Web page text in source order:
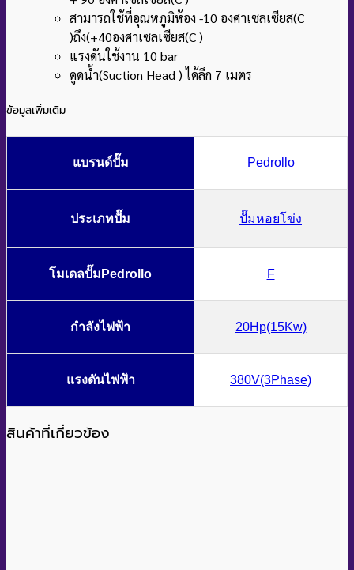
สามารถใช้ที่อุณหภูมิห้อง -10 องศาเซลเซียส(C
)ถึง(+40องศาเซลเซียส(C )
แรงดันใช้งาน 10 bar
ดูดน้ำ(Suction Head ) ได้ลึก 7 เมตร
ข้อมูลเพิ่มเติม
แบรนด์ปั๊ม Pedrollo
ประเภทปั๊ม ปั๊มหอยโข่ง
โมเดลปั๊มPedrollo F
กำลังไฟฟ้า 20Hp(15Kw)
แรงดันไฟฟ้า 380V(3Phase)
สินค้าที่เกี่ยวข้อง